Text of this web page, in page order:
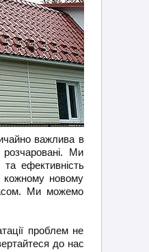
важлива в
Ми
та ефективність
кожному новому
Ми можемо
проблем не
до нас